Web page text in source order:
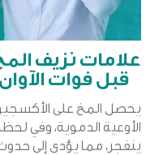
علامات نزيف
قبل فوات الآوان؟
يحصل المخ على
الأوعية الدموية، وفي
ينفجر، مما يؤدي إلى